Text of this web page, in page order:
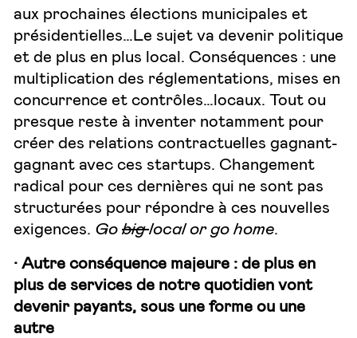
aux prochaines élections municipales et
présidentielles…Le sujet va devenir politique
et de plus en plus local. Conséquences : une
multiplication des réglementations, mises en
concurrence et contrôles…locaux. Tout ou
presque reste à inventer notamment pour
créer des relations contractuelles gagnant-
gagnant avec ces startups. Changement
radical pour ces dernières qui ne sont pas
structurées pour répondre à ces nouvelles
exigences. Go biglocal or go home.
· Autre conséquence majeure : de plus en
plus de services de notre quotidien vont
devenir payants, sous une forme ou une
autre